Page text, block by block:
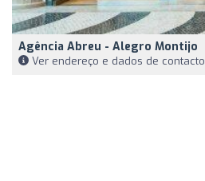
Agência Abreu - Alegro Montijo
Ver endereço e dados de contacto